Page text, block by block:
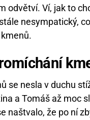
odvětví. Ví, jak to
nesympatický,
se nesla v duchu
a Tomáš až moc
naštvalo, že po ní